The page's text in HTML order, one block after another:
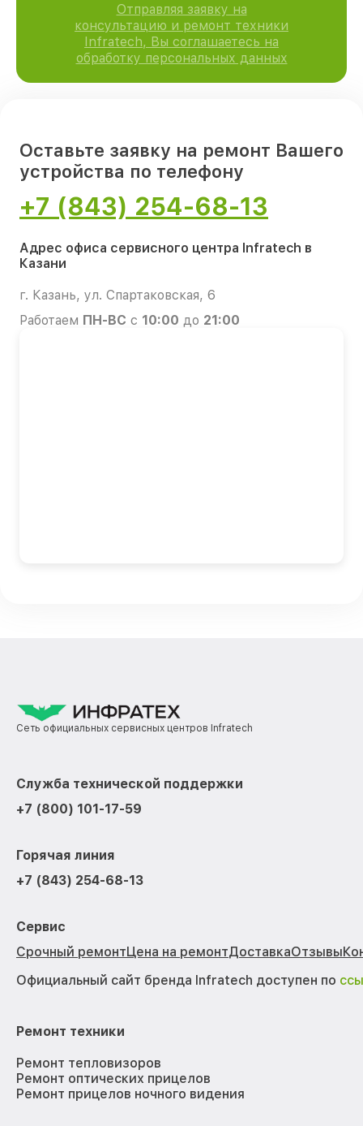
Отправляя заявку на
консультацию и ремонт техники
Infratech, Вы соглашаетесь на
обработку персональных данных
Оставьте заявку на ремонт Вашего
устройства по телефону
+7 (843) 254-68-13
Адрес офиса сервисного центра Infratech в
Казани
г. Казань, ул. Спартаковская, 6
Работаем ПН-ВС с 10:00 до 21:00
Сеть официальных сервисных центров Infratech
Служба технической поддержки
+7 (800) 101-17-59
Горячая линия
+7 (843) 254-68-13
Сервис
Срочный ремонтЦена на ремонтДоставкаОтзывы
Официальный сайт бренда Infratech доступен по
Ремонт техники
Ремонт тепловизоров
Ремонт оптических прицелов
Ремонт прицелов ночного видения